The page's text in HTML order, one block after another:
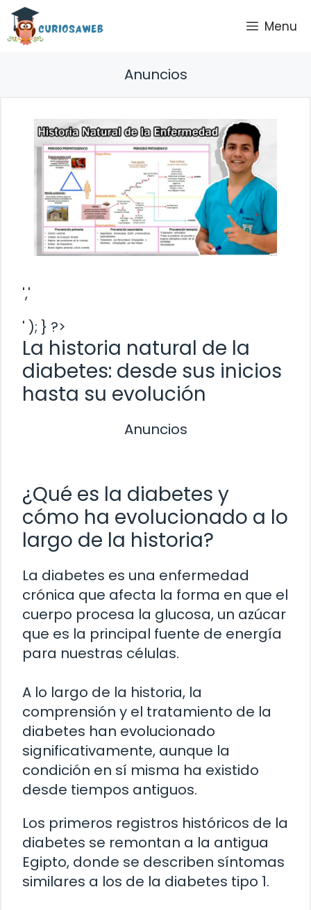
Saltar
contenido
Menu
Anuncios
','
' ); } ?>
La historia natural de la
diabetes: desde sus inicios
hasta su evolución
Anuncios
¿Qué es la diabetes y
cómo ha evolucionado a lo
largo de la historia?
La diabetes es una enfermedad
crónica que afecta la forma en que el
cuerpo procesa la glucosa, un azúcar
que es la principal fuente de energía
para nuestras células.
A lo largo de la historia, la
comprensión y el tratamiento de la
diabetes han evolucionado
significativamente, aunque la
condición en sí misma ha existido
desde tiempos antiguos.
Los primeros registros históricos de la
diabetes se remontan a la antigua
Egipto, donde se describen síntomas
similares a los de la diabetes tipo 1.